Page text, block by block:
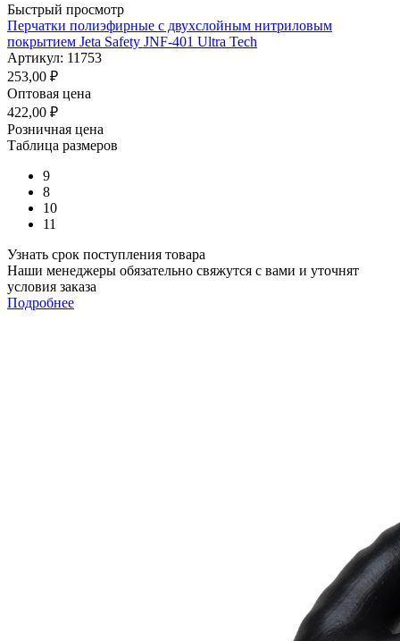
Быстрый просмотр
Перчатки полиэфирные с двухслойным нитриловым
покрытием Jeta Safety JNF-401 Ultra Tech
Артикул: 11753
253,00 ₽
Оптовая цена
422,00 ₽
Розничная цена
Таблица размеров
9
8
10
11
Узнать срок поступления товара
Наши менеджеры обязательно свяжутся с вами и уточнят
условия заказа
Подробнее